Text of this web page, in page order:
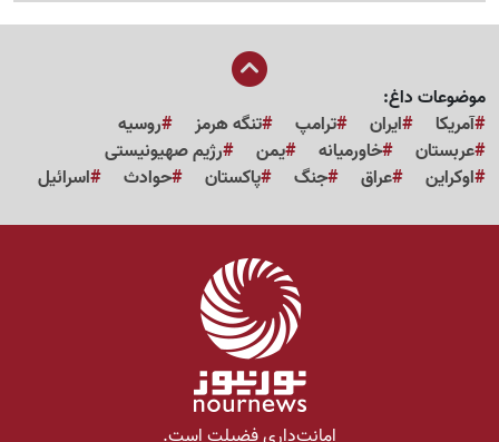
موضوعات داغ:
آمریکا
ایران ترامپ تنگه هرمز
روسیه
عربستان
خاورمیانه یمن
رژیم صهیونیستی
اوکراین
عراق جنگ پاکستان حوادث اسرائیل